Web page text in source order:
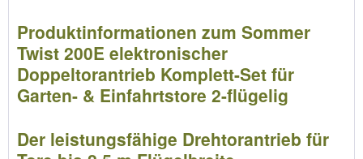
Produktinformationen zum Sommer
Twist 200E elektronischer
Doppeltorantrieb Komplett-Set für
Garten- & Einfahrtstore 2-flügelig
Der leistungsfähige Drehtorantrieb für